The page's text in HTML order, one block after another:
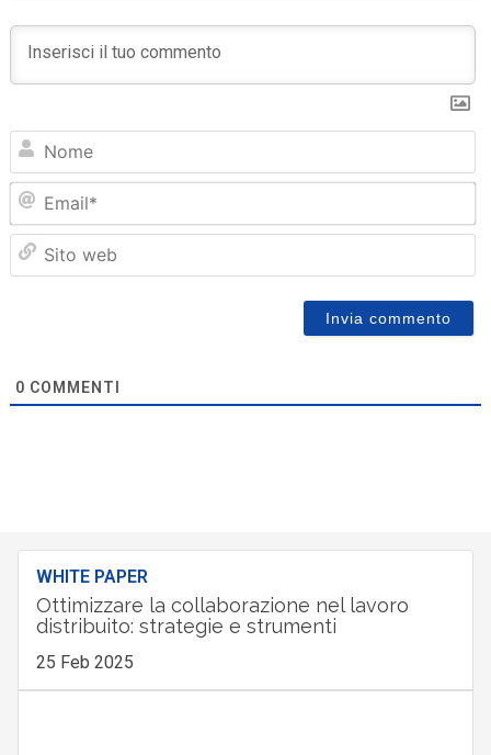
0 COMMENTI
WHITE PAPER
Ottimizzare la collaborazione nel lavoro
distribuito: strategie e strumenti
25 Feb 2025